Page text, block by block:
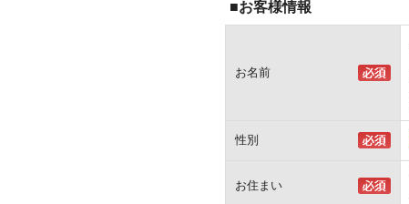
■お客様情報
お名前
性別
お住まい